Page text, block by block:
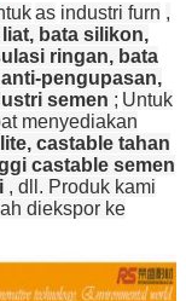
as industri furn ,
bata silikon,
ringan, bata
pengupasan,
semen ; Untuk
menyediakan
castable tahan
castable semen
, dll. Produk kami
diekspor ke